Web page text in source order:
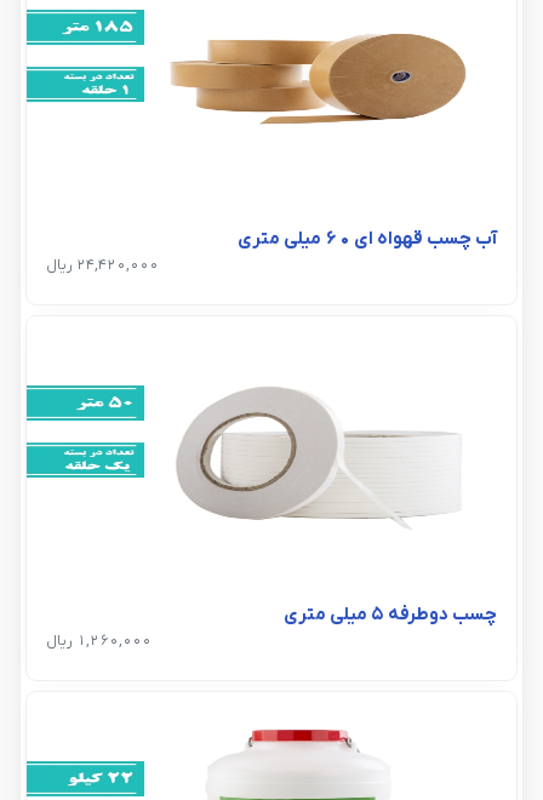
آب چسب قهواه ای ۶۰ میلی متری
24,420,000 ریال
چسب دوطرفه ۵ میلی متری
1,260,000 ریال